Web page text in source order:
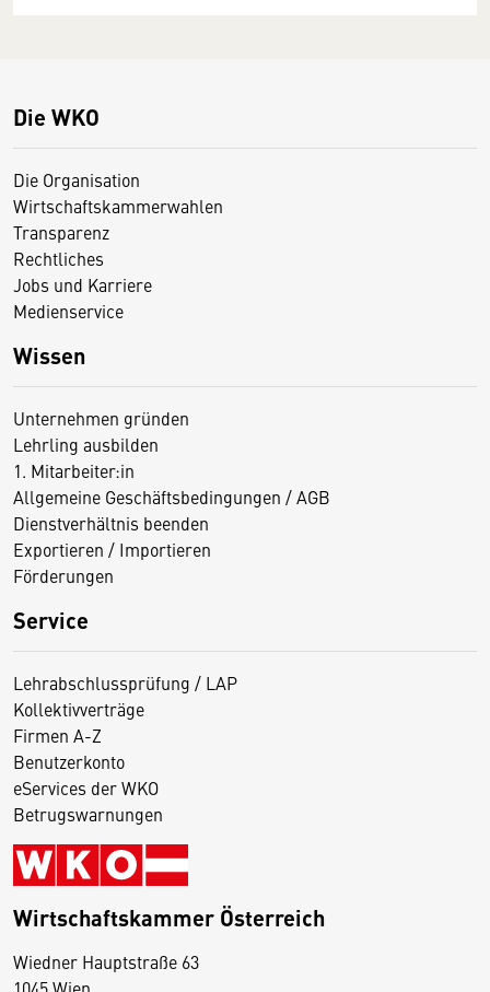
Die WKO
Die Organisation
Wirtschaftskammerwahlen
Transparenz
Rechtliches
Jobs und Karriere
Medienservice
Wissen
Unternehmen gründen
Lehrling ausbilden
1. Mitarbeiter:in
Allgemeine Geschäftsbedingungen / AGB
Dienstverhältnis beenden
Exportieren / Importieren
Förderungen
Service
Lehrabschlussprüfung / LAP
Kollektivverträge
Firmen A-Z
Benutzerkonto
eServices der WKO
Betrugswarnungen
Wirtschaftskammer Österreich
Wiedner Hauptstraße 63
D